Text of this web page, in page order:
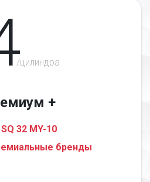
/цилиндра
+
SQ 32 MY-10
бренды